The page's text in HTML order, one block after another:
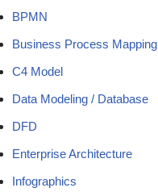
BPMN
Business Process Mapping
C4 Model
Data Modeling / Database
DFD
Enterprise Architecture
Infographics